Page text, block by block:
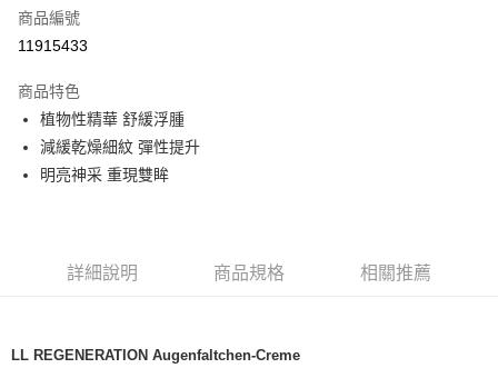
超商取貨付款
Apple Pay
街口支付
ATM付款
商品編號
11915433
商品特色
植物性精華 舒緩浮腫
減緩乾燥細紋 彈性提升
明亮神采 重現雙眸
詳細說明 商品規格 相關推薦
LL REGENERATION Augenfaltchen-Creme